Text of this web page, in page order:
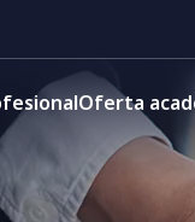
Oferta